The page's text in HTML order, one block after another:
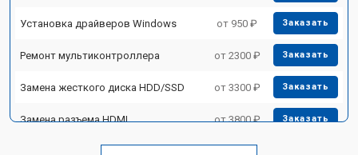
Установка драйверов Windows от 950 ₽ Заказать
Ремонт мультиконтроллера от 2300 ₽ Заказать
Замена жесткого диска HDD/SSD от 3300 ₽ Заказать
Замена разъема HDMI от 3800 ₽ Заказать